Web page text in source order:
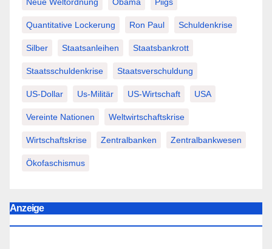
Quantitative Lockerung Ron Paul Schuldenkrise
Silber Staatsanleihen Staatsbankrott
Staatsschuldenkrise Staatsverschuldung
US-Dollar Us-Militär US-Wirtschaft USA
Vereinte Nationen Weltwirtschaftskrise
Wirtschaftskrise Zentralbanken Zentralbankwesen
Ökofaschismus
Anzeige